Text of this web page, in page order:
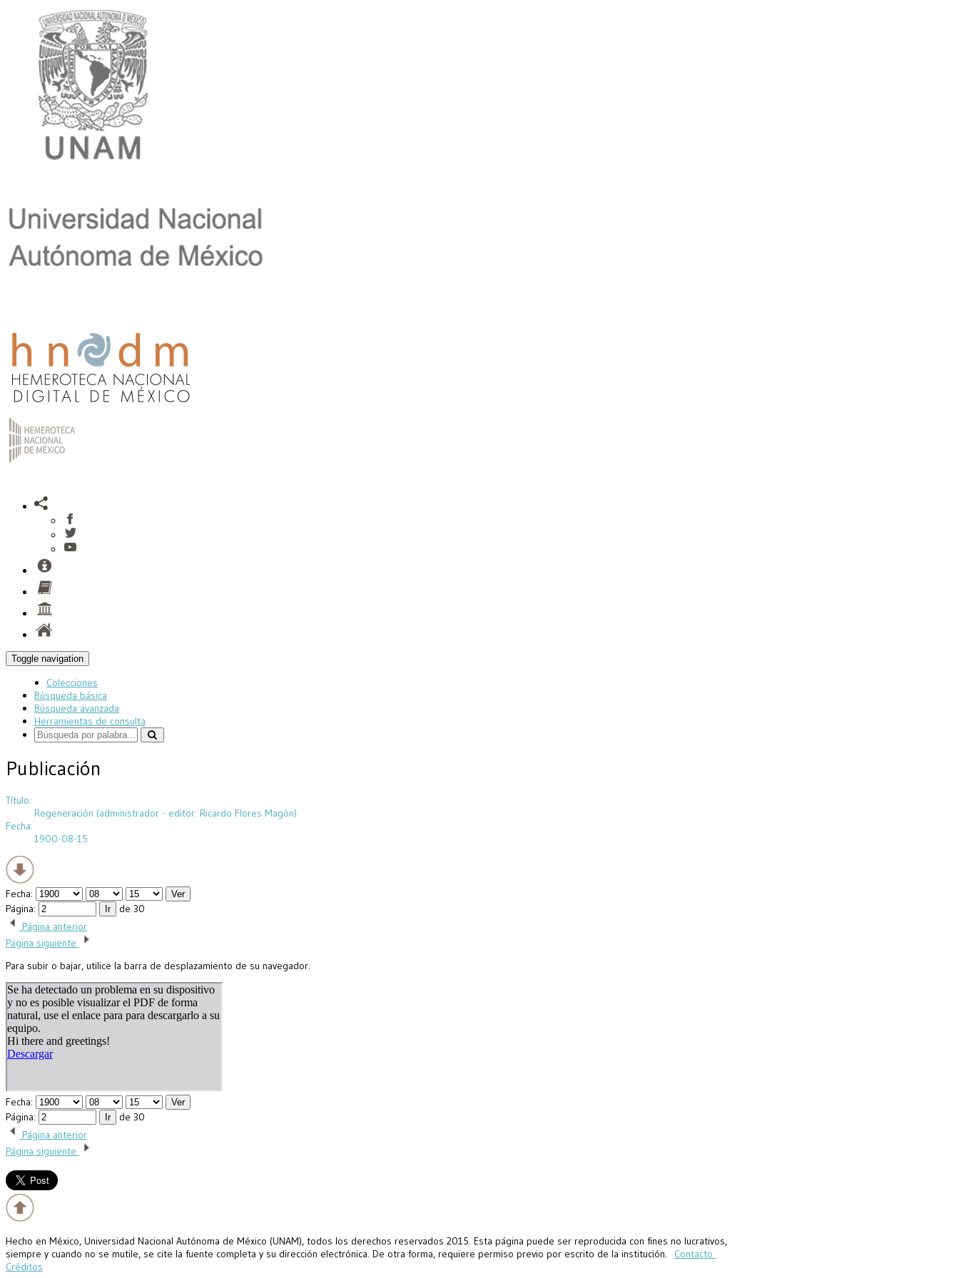
Toggle navigation
Colecciones
Búsqueda básica
Búsqueda avanzada
Herramientas de consulta
Publicación
Título:
Regeneración (administrador - editor: Ricardo Flores Magón)
Fecha:
1900-08-15
Fecha:
Página:
de 30
Página anterior
Página siguiente
Para subir o bajar, utilice la barra de desplazamiento de su navegador.
Fecha:
Página:
de 30
Página anterior
Página siguiente
Hecho en México, Universidad Nacional Autónoma de México (UNAM), todos los derechos reservados 2015. Esta página puede ser reproducida con fines no lucrativos,
siempre y cuando no se mutile, se cite la fuente completa y su dirección electrónica. De otra forma, requiere permiso previo por escrito de la institución. Contacto
Créditos